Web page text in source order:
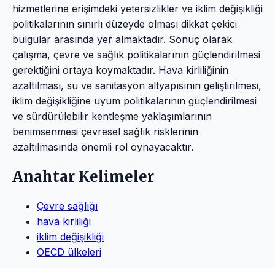
hizmetlerine erişimdeki yetersizlikler ve iklim değişikliği
politikalarının sınırlı düzeyde olması dikkat çekici
bulgular arasında yer almaktadır. Sonuç olarak
çalışma, çevre ve sağlık politikalarının güçlendirilmesi
gerektiğini ortaya koymaktadır. Hava kirliliğinin
azaltılması, su ve sanitasyon altyapısının geliştirilmesi,
iklim değişikliğine uyum politikalarının güçlendirilmesi
ve sürdürülebilir kentleşme yaklaşımlarının
benimsenmesi çevresel sağlık risklerinin
azaltılmasında önemli rol oynayacaktır.
Anahtar Kelimeler
Çevre sağlığı
hava kirliliği
iklim değişikliği
OECD ülkeleri